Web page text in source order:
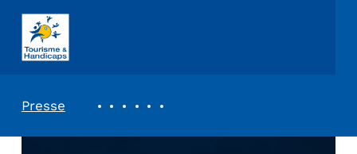
ASSOCIATION TOURISME ET HANDICAPS
Presse